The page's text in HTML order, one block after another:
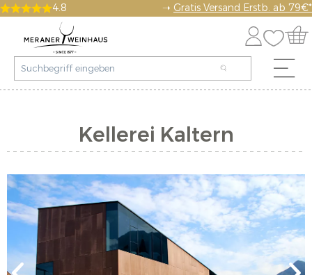
4.8 ➝ Gratis Versand Erstb. ab 79€*
Kellerei Kaltern